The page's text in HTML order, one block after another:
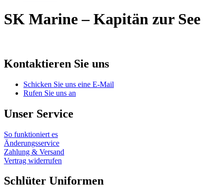
SK Marine – Kapitän zur See
Kontaktieren Sie uns
Schicken Sie uns eine E-Mail
Rufen Sie uns an
Unser Service
So funktioniert es
Änderungsservice
Zahlung & Versand
Vertrag widerrufen
Schlüter Uniformen